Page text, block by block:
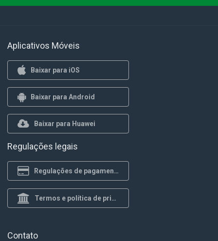
Aplicativos Móveis
Baixar para iOS
Baixar para Android
Baixar para Huawei
Regulações legais
Regulações de pagamento
Termos e política de privacidade
Contato